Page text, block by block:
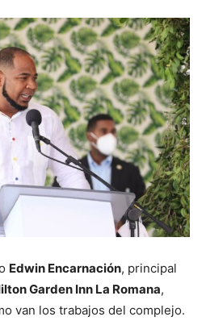
Edwin Encarnación, principal
Garden Inn La Romana,
van los trabajos del complejo.